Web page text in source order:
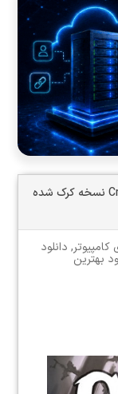
دانلود بازی کامپیوتر Crawling Of The Dead نسخه کرک شده
کامپیوتر, دانلود
بهترین